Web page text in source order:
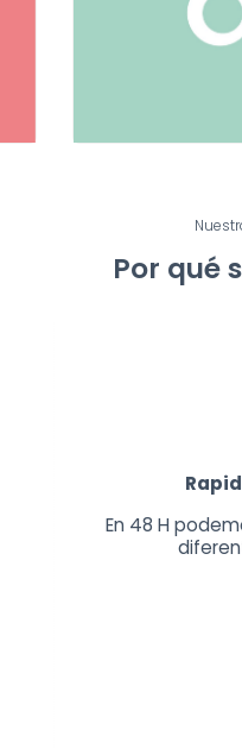
Por qué
En 48 H